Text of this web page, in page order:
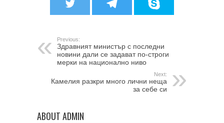
Previous:
Здравният министър с последни
новини дали се задават по-строги
мерки на национално ниво
Next:
Камелия разкри много лични неща
за себе си
ABOUT ADMIN